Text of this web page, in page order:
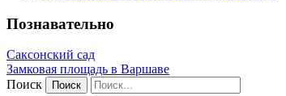
Познавательно
Саксонский сад
Замковая площадь в Варшаве
Поиск